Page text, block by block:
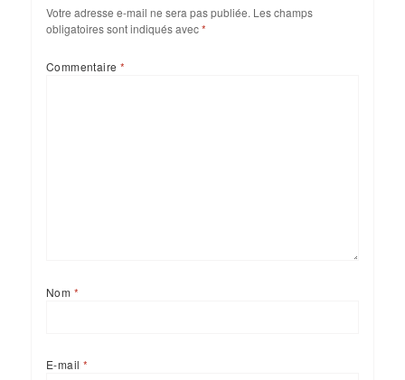
Votre adresse e-mail ne sera pas publiée. Les champs
obligatoires sont indiqués avec*
Commentaire*
Nom *
E-mail *